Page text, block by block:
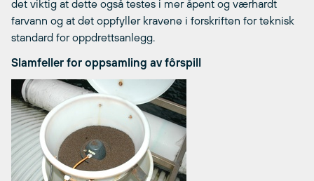
det viktig at dette også testes i mer åpent og værhardt
farvann og at det oppfyller kravene i forskriften for teknisk
standard for oppdrettsanlegg.
Slamfeller for oppsamling av fôrspill